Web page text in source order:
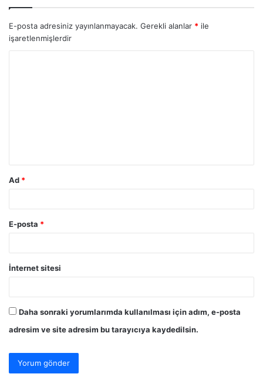
E-posta adresiniz yayınlanmayacak. Gerekli alanlar * ile
işaretlenmişlerdir
Ad *
E-posta *
İnternet sitesi
Daha sonraki yorumlarımda kullanılması için adım, e-posta
adresim ve site adresim bu tarayıcıya kaydedilsin.